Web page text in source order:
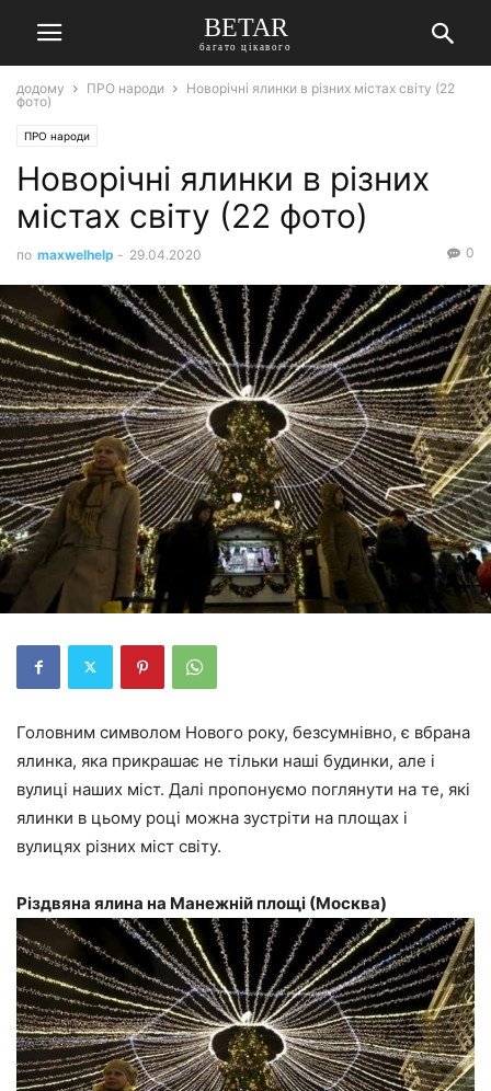
BETAR
багато цікавого
додому ПРО народи
Новорічні ялинки в різних містах світу (22
фото)
ПРО народи
Новорічні ялинки в різних
містах світу (22 фото)
по maxwelhelp - 29.04.2020 0
Головним символом Нового року, безсумнівно, є вбрана
ялинка, яка прикрашає не тільки наші будинки, але і
вулиці наших міст. Далі пропонуємо поглянути на те, які
ялинки в цьому році можна зустріти на площах і
вулицях різних міст світу.
Різдвяна ялина на Манежній площі (Москва)